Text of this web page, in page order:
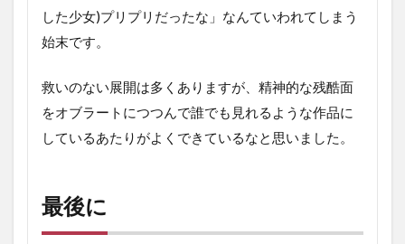
した少女)プリプリだったな」なんていわれてしまう
始末です。
救いのない展開は多くありますが、精神的な残酷面
をオブラートにつつんで誰でも見れるような作品に
しているあたりがよくできているなと思いました。
最後に